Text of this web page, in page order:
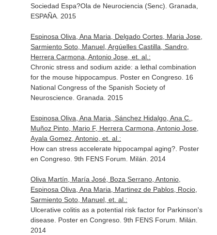
Sociedad Espa?Ola de Neurociencia (Senc). Granada,
ESPAÑA. 2015
Espinosa Oliva, Ana Maria, Delgado Cortes, Maria Jose,
Sarmiento Soto, Manuel, Argúelles Castilla, Sandro,
Herrera Carmona, Antonio Jose, et. al.:
Chronic stress and sodium azide: a lethal combination
for the mouse hippocampus. Poster en Congreso. 16
National Congress of the Spanish Society of
Neuroscience. Granada. 2015
Espinosa Oliva, Ana Maria, Sánchez Hidalgo, Ana C.,
Muñoz Pinto, Mario F, Herrera Carmona, Antonio Jose,
Ayala Gomez, Antonio, et. al.:
How can stress accelerate hippocampal aging?. Poster
en Congreso. 9th FENS Forum. Milán. 2014
Oliva Martín, María José, Boza Serrano, Antonio,
Espinosa Oliva, Ana Maria, Martinez de Pablos, Rocio,
Sarmiento Soto, Manuel, et. al.:
Ulcerative colitis as a potential risk factor for Parkinson's
disease. Poster en Congreso. 9th FENS Forum. Milán.
2014